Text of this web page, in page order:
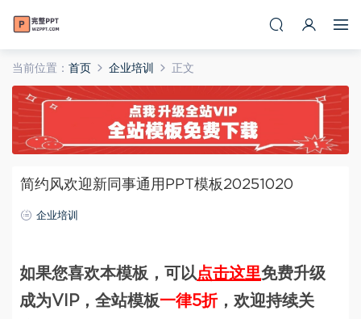
当前位置： 首页 企业培训 正文
简约风欢迎新同事通用PPT模板20251020
企业培训
如果您喜欢本模板，可以点击这里免费升级
成为VIP，全站模板一律5折，欢迎持续关